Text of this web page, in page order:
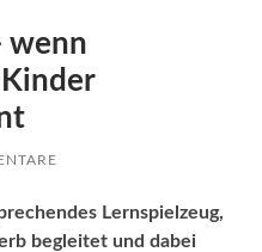
wenn
Lernspielzeug,
begleitet und dabei